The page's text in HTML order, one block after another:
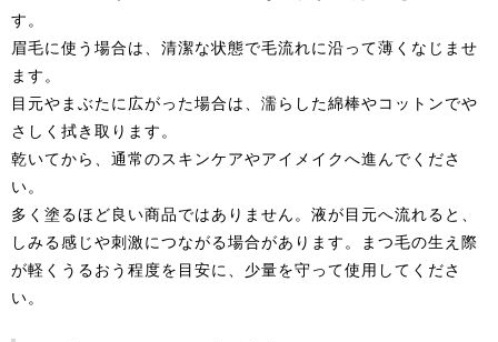
す。
眉毛に使う場合は、清潔な状態で毛流れに沿って薄くなじませ
ます。
目元やまぶたに広がった場合は、濡らした綿棒やコットンでや
さしく拭き取ります。
乾いてから、通常のスキンケアやアイメイクへ進んでくださ
い。
多く塗るほど良い商品ではありません。液が目元へ流れると、
しみる感じや刺激につながる場合があります。まつ毛の生え際
が軽くうるおう程度を目安に、少量を守って使用してくださ
い。